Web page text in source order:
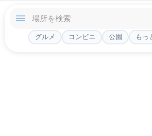
グルメ コンビニ 公園 もっ